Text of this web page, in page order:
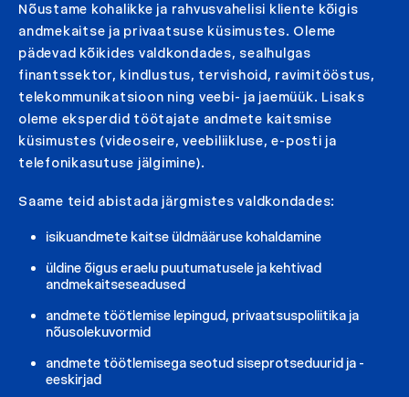
Nõustame kohalikke ja rahvusvahelisi kliente kõigis
andmekaitse ja privaatsuse küsimustes. Oleme
pädevad kõikides valdkondades, sealhulgas
finantssektor, kindlustus, tervishoid, ravimitööstus,
telekommunikatsioon ning veebi- ja jaemüük. Lisaks
oleme eksperdid töötajate andmete kaitsmise
küsimustes (videoseire, veebiliikluse, e-posti ja
telefonikasutuse jälgimine).
Saame teid abistada järgmistes valdkondades:
isikuandmete kaitse üldmääruse kohaldamine
üldine õigus eraelu puutumatusele ja kehtivad
andmekaitseseadused
andmete töötlemise lepingud, privaatsuspoliitika ja
nõusolekuvormid
andmete töötlemisega seotud siseprotseduurid ja -
eeskirjad